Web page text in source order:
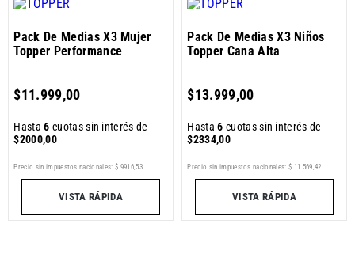
Pack De Medias X3 Mujer
Topper Performance
$11.999,00
Hasta6 cuotas sin interés de
$2000,00
Precio sin impuestos nacionales: $ 9916,53
VISTA RÁPIDA
Pack De Medias X3 Niños
Topper Cana Alta
$13.999,00
Hasta6 cuotas sin interés de
$2334,00
Precio sin impuestos nacionales: $ 11.569,42
VISTA RÁPIDA